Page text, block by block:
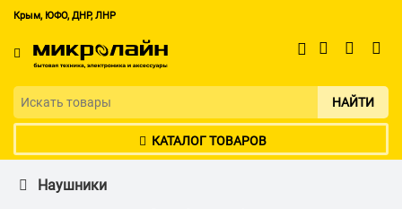
Крым, ЮФО, ДНР, ЛНР
НАЙТИ
КАТАЛОГ ТОВАРОВ
Наушники